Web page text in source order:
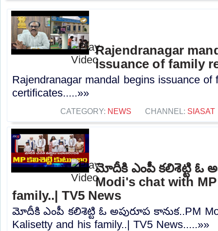
Rajendranagar
issuance of family
Rajendranagar mandal begins issuance of
certificates.....»»
CATEGORY: NEWS CHANNEL: SIASAT
మోదీకి ఎంపీ కలిశెట్టి ఓ
Modi's chat with
family..| TV5 News
మోదీకి ఎంపీ కలిశెట్టి ఓ అపురూప కానుక..PM
Kalisetty and his family..| TV5 News.....»»